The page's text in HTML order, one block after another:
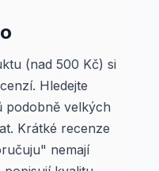
(nad 500 Kč) si
Hledejte
podobně velkých
Krátké recenze
nemají